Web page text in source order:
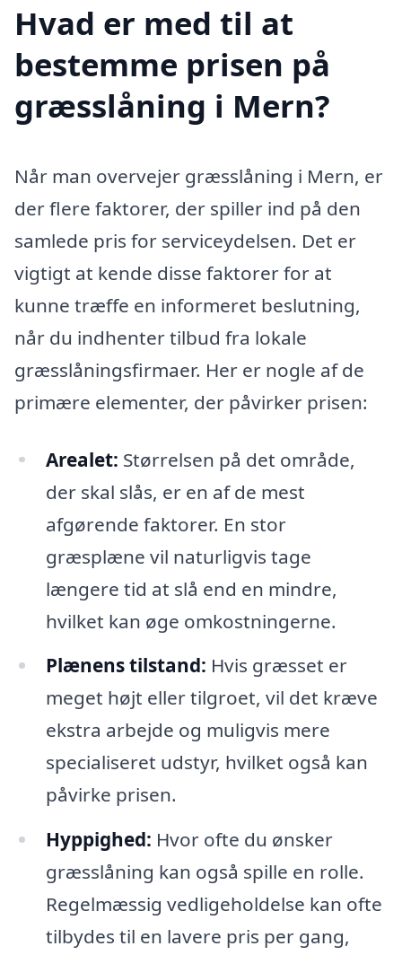
Hvad er med til at
bestemme prisen på
græsslåning i Mern?
Når man overvejer græsslåning i Mern, er
der flere faktorer, der spiller ind på den
samlede pris for serviceydelsen. Det er
vigtigt at kende disse faktorer for at
kunne træffe en informeret beslutning,
når du indhenter tilbud fra lokale
græsslåningsfirmaer. Her er nogle af de
primære elementer, der påvirker prisen:
Arealet: Størrelsen på det område,
der skal slås, er en af de mest
afgørende faktorer. En stor
græsplæne vil naturligvis tage
længere tid at slå end en mindre,
hvilket kan øge omkostningerne.
Plænens tilstand: Hvis græsset er
meget højt eller tilgroet, vil det kræve
ekstra arbejde og muligvis mere
specialiseret udstyr, hvilket også kan
påvirke prisen.
Hyppighed: Hvor ofte du ønsker
græsslåning kan også spille en rolle.
Regelmæssig vedligeholdelse kan ofte
tilbydes til en lavere pris per gang,